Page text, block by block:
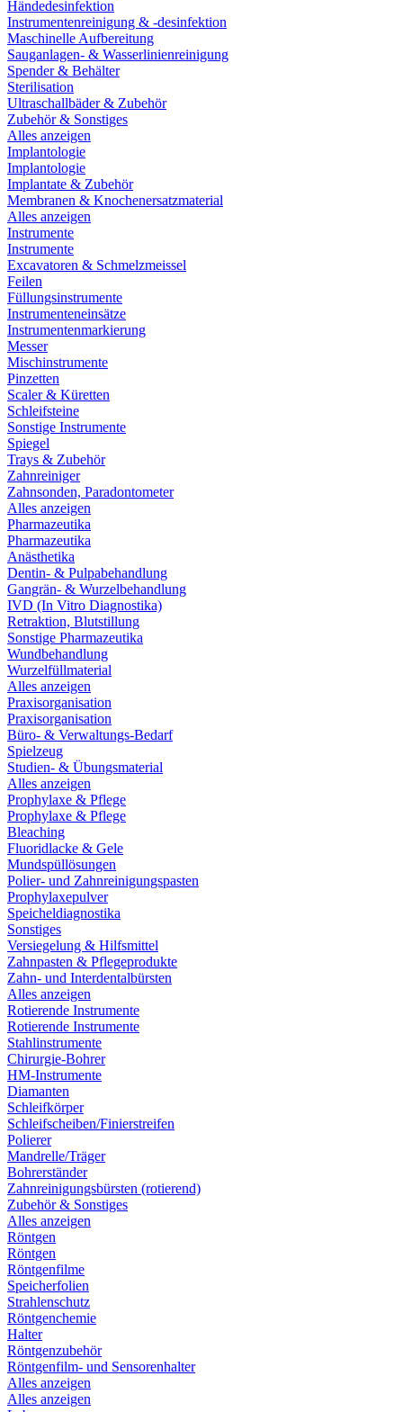
Händedesinfektion
Instrumentenreinigung & -desinfektion
Maschinelle Aufbereitung
Sauganlagen- & Wasserlinienreinigung
Spender & Behälter
Sterilisation
Ultraschallbäder & Zubehör
Zubehör & Sonstiges
Alles anzeigen
Implantologie
Implantologie
Implantate & Zubehör
Membranen & Knochenersatzmaterial
Alles anzeigen
Instrumente
Instrumente
Excavatoren & Schmelzmeissel
Feilen
Füllungsinstrumente
Instrumenteneinsätze
Instrumentenmarkierung
Messer
Mischinstrumente
Pinzetten
Scaler & Küretten
Schleifsteine
Sonstige Instrumente
Spiegel
Trays & Zubehör
Zahnreiniger
Zahnsonden, Paradontometer
Alles anzeigen
Pharmazeutika
Pharmazeutika
Anästhetika
Dentin- & Pulpabehandlung
Gangrän- & Wurzelbehandlung
IVD (In Vitro Diagnostika)
Retraktion, Blutstillung
Sonstige Pharmazeutika
Wundbehandlung
Wurzelfüllmaterial
Alles anzeigen
Praxisorganisation
Praxisorganisation
Büro- & Verwaltungs-Bedarf
Spielzeug
Studien- & Übungsmaterial
Alles anzeigen
Prophylaxe & Pflege
Prophylaxe & Pflege
Bleaching
Fluoridlacke & Gele
Mundspüllösungen
Polier- und Zahnreinigungspasten
Prophylaxepulver
Speicheldiagnostika
Sonstiges
Versiegelung & Hilfsmittel
Zahnpasten & Pflegeprodukte
Zahn- und Interdentalbürsten
Alles anzeigen
Rotierende Instrumente
Rotierende Instrumente
Stahlinstrumente
Chirurgie-Bohrer
HM-Instrumente
Diamanten
Schleifkörper
Schleifscheiben/Finierstreifen
Polierer
Mandrelle/Träger
Bohrerständer
Zahnreinigungsbürsten (rotierend)
Zubehör & Sonstiges
Alles anzeigen
Röntgen
Röntgen
Röntgenfilme
Speicherfolien
Strahlenschutz
Röntgenchemie
Halter
Röntgenzubehör
Röntgenfilm- und Sensorenhalter
Alles anzeigen
Alles anzeigen